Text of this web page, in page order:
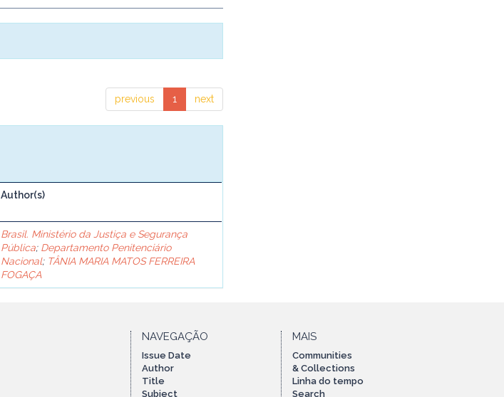
previous 1 next
Author(s)
Brasil. Ministério da Justiça e Segurança
Pública; Departamento Penitenciário
Nacional; TÂNIA MARIA MATOS FERREIRA
FOGAÇA
NAVEGAÇÃO
Issue Date
Author
Title
Subject
MAIS
Communities
& Collections
Linha do tempo
Search